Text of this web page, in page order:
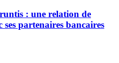
: une relation de
partenaires bancaires